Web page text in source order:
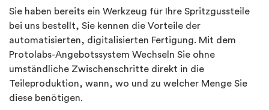
Sie haben bereits ein Werkzeug für Ihre Spritzgussteile
bei uns bestellt, Sie kennen die Vorteile der
automatisierten, digitalisierten Fertigung. Mit dem
Protolabs-Angebotssystem Wechseln Sie ohne
umständliche Zwischenschritte direkt in die
Teileproduktion, wann, wo und zu welcher Menge Sie
diese benötigen.